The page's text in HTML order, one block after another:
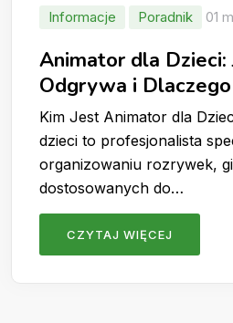
Informacje
Poradnik 01
Animator dla Dzieci:
Odgrywa i
Wynająć?
Kim Jest Animator dla
dzieci to profesjonalista
organizowaniu rozrywek,
dostosowanych do…
CZYTAJ WIĘCEJ